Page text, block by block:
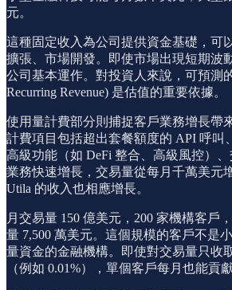
元。
這種固定收入為公司提供資金基礎，可
擴張、市場開發。即使市場出現短期波
公司基本運作。對投資人來說，可預測
Recurring Revenue) 是估值的重要依據。
使用量計費部分則捕捉客戶業務增長帶
計費項目包括超出套餐額度的 API 呼叫
高級功能（如 DeFi 整合、高級風控）
業務快速增長，交易量從每月千萬美元
Utila 的收入也相應增長。
月交易量 150 億美元，200 家機構客戶
量 7,500 萬美元。這個規模的客戶不是
量資金的金融機構。即使對交易量只收
（例如 0.01%），單個客戶每月也能貢